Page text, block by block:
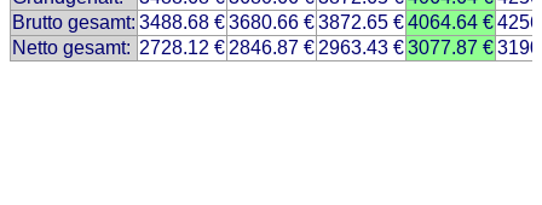
Brutto gesamt: 3488.68 €3680.66 €3872.65 €4064.64 €
Netto gesamt: 2728.12 € 2846.87 € 2963.43 €3077.87 €